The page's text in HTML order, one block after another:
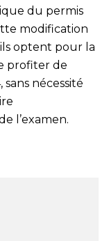
du permis
modification
optent pour la
profiter de
nécessité
l’examen.